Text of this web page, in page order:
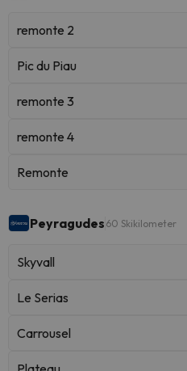
remonte 2
Pic du Piau
remonte 3
remonte 4
Remonte
Peyragudes 60 Skikilometer
Skyvall
Le Serias
Carrousel